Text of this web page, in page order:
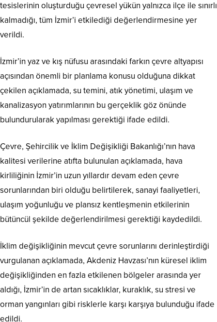
tesislerinin oluşturduğu çevresel yükün yalnızca ilçe ile sınırlı
kalmadığı, tüm İzmir’i etkilediği değerlendirmesine yer
verildi.
İzmir’in yaz ve kış nüfusu arasındaki farkın çevre altyapısı
açısından önemli bir planlama konusu olduğuna dikkat
çekilen açıklamada, su temini, atık yönetimi, ulaşım ve
kanalizasyon yatırımlarının bu gerçeklik göz önünde
bulundurularak yapılması gerektiği ifade edildi.
Çevre, Şehircilik ve İklim Değişikliği Bakanlığı’nın hava
kalitesi verilerine atıfta bulunulan açıklamada, hava
kirliliğinin İzmir’in uzun yıllardır devam eden çevre
sorunlarından biri olduğu belirtilerek, sanayi faaliyetleri,
ulaşım yoğunluğu ve plansız kentleşmenin etkilerinin
bütüncül şekilde değerlendirilmesi gerektiği kaydedildi.
İklim değişikliğinin mevcut çevre sorunlarını derinleştirdiği
vurgulanan açıklamada, Akdeniz Havzası’nın küresel iklim
değişikliğinden en fazla etkilenen bölgeler arasında yer
aldığı, İzmir’in de artan sıcaklıklar, kuraklık, su stresi ve
orman yangınları gibi risklerle karşı karşıya bulunduğu ifade
edildi.